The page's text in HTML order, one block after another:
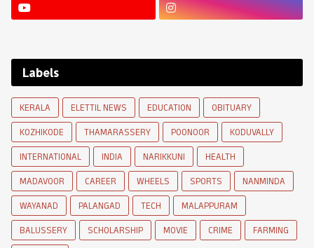
Labels
KERALA ELETTIL NEWS EDUCATION
OBITUARY
KOZHIKODE
THAMARASSERY POONOOR
KODUVALLY
INTERNATIONAL
INDIA NARIKKUNI
HEALTH
MADAVOOR
CAREER WHEELS SPORTS
NANMINDA
WAYANAD
PALANGAD TECH
MALAPPURAM
BALUSSERY
SCHOLARSHIP MOVIE CRIME
FARMING